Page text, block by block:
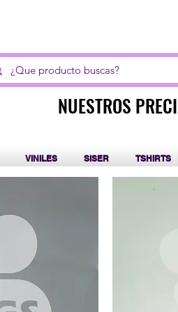
NUESTROS
NUESTROS
VINILES SISER TSHIRTS